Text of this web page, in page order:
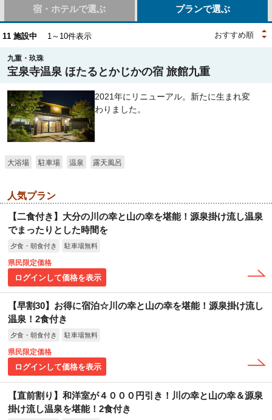
宿・ホテルで選ぶ プランで選ぶ
11 施設中 1～10件表示
九重・玖珠
宝泉寺温泉 ほたるとかじかの宿 旅館九重
2021年にリニューアル。新たに生まれ変
わりました。
大浴場 駐車場 温泉 露天風呂
人気プラン
【二食付き】大分の川の幸と山の幸を堪能！源泉掛け流し温泉
でまったりとした時間を
夕食・朝食付き 駐車場無料
県民限定価格
ログインして価格を表示
【早割30】お得に宿泊☆川の幸と山の幸を堪能！源泉掛け流し
温泉！2食付き
夕食・朝食付き 駐車場無料
県民限定価格
ログインして価格を表示
【直前割り】和洋室が４０００円引き！川の幸と山の幸＆源泉
掛け流し温泉を堪能！2食付き